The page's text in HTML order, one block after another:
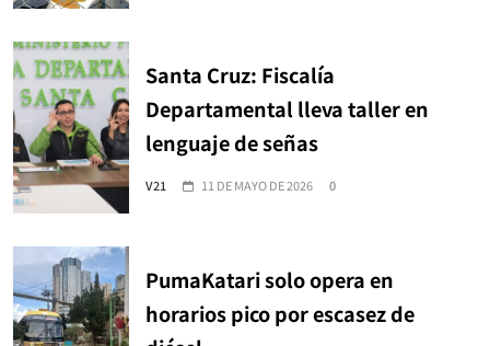
Santa Cruz: Fiscalía
Departamental lleva taller en
lenguaje de señas
V21 11 DE MAYO DE 2026 0
PumaKatari solo opera en
horarios pico por escasez de